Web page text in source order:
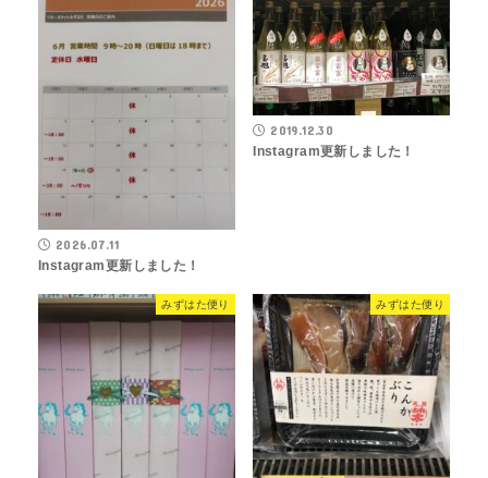
2026.07.11
Instagram更新しました！
2019.12.30
Instagram更新しました！
みずはた便り みずはた便り